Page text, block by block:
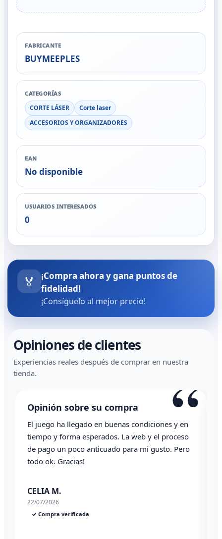
FABRICANTE
BUYMEEPLES
CATEGORÍAS
CORTE LÁSER
Corte laser
ACCESORIOS Y ORGANIZADORES
EAN
No disponible
USUARIOS INTERESADOS
0
🏅
¡Compra ahora y gana puntos de
fidelidad!
¡Consíguelo al mejor precio!
Opiniones de clientes
Experiencias reales después de comprar en nuestra
tienda.
“
Opinión sobre su compra
El juego ha llegado en buenas condiciones y en
tiempo y forma esperados. La web y el proceso
de pago un poco anticuado para mi gusto. Pero
todo ok. Gracias!
CELIA M.
22/07/2026
✓ Compra verificada